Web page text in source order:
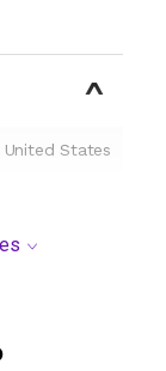
United States